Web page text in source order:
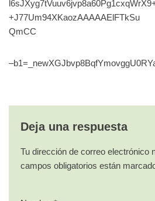
+J77Um94XKaozAAAAAElFTkSu
QmCC
Deja una respuesta
Tu dirección de correo electrónico
campos obligatorios están